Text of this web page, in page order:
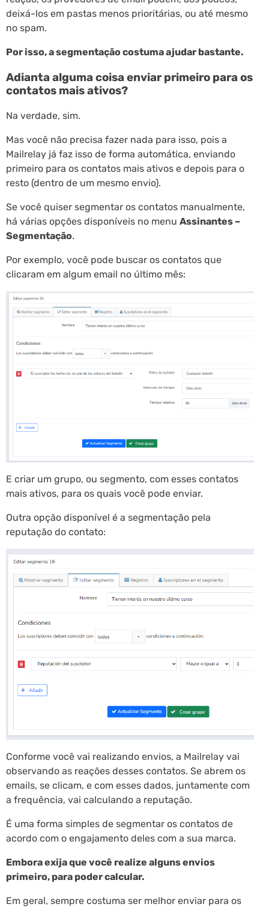
deixá-los em pastas menos prioritárias, ou até mesmo
no spam.
Por isso, a segmentação costuma ajudar bastante.
Adianta alguma coisa enviar primeiro para os
contatos mais ativos?
Na verdade, sim.
Mas você não precisa fazer nada para isso, pois a
Mailrelay já faz isso de forma automática, enviando
primeiro para os contatos mais ativos e depois para o
resto (dentro de um mesmo envio).
Se você quiser segmentar os contatos manualmente,
há várias opções disponíveis no menu Assinantes –
Segmentação.
Por exemplo, você pode buscar os contatos que
clicaram em algum email no último mês:
E criar um grupo, ou segmento, com esses contatos
mais ativos, para os quais você pode enviar.
Outra opção disponível é a segmentação pela
reputação do contato:
Conforme você vai realizando envios, a Mailrelay vai
observando as reações desses contatos. Se abrem os
emails, se clicam, e com esses dados, juntamente com
a frequência, vai calculando a reputação.
É uma forma simples de segmentar os contatos de
acordo com o engajamento deles com a sua marca.
Embora exija que você realize alguns envios
primeiro, para poder calcular.
Em geral, sempre costuma ser melhor enviar para os